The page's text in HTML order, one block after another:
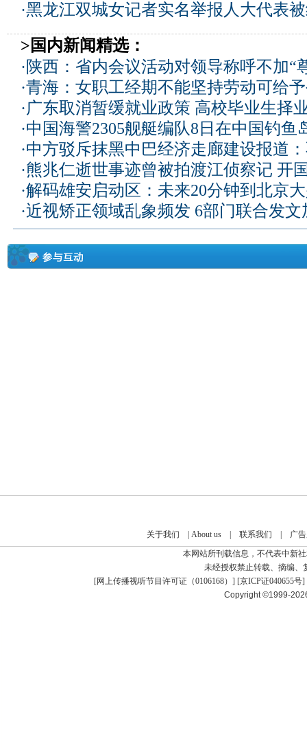
·黑龙江双城女记者实名举报人大代表
>国内新闻精选：
· 陕西：省内会议活动对领导称呼不加“
·青海：女职工经期不能坚持劳动可给
·广东取消暂缓就业政策 高校毕业生择
·中国海警2305舰艇编队8日在中国钓鱼
·中方驳斥抹黑中巴经济走廊建设报道
·熊兆仁逝世事迹曾被拍渡江侦察记 开
·解码雄安启动区：未来20分钟到北京
·近视矫正领域乱象频发 6部门联合发文
关于我们 About us| 联系我们
广
本网站所刊载信息，不代表中新
未经授权禁止转载、摘编、
[网上传播视听节目许可证（0106168） ] [京ICP证040655号]
Copyright ©1999-